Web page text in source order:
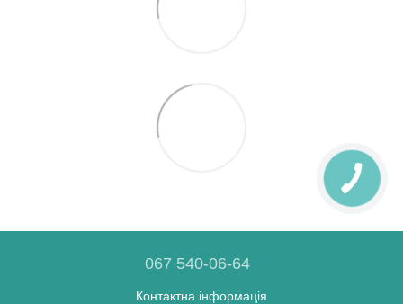
067 540-06-64
Контактна інформація